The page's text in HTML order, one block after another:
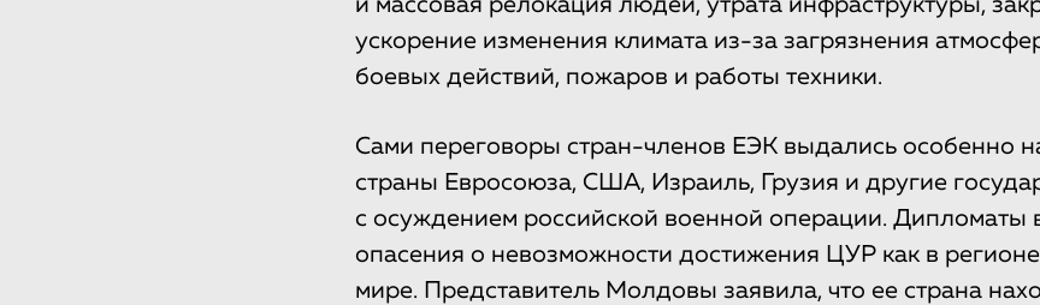
и массовая релокация людей, утрата инфраструктуры,
ускорение изменения климата из-за загрязнения
боевых действий, пожаров и работы техники.
Сами переговоры стран-членов ЕЭК выдались особенно
страны Евросоюза, США, Израиль, Грузия и другие
с осуждением российской военной операции. Дипломаты
опасения о невозможности достижения ЦУР как в
мире. Представитель Молдовы заявила, что ее страна